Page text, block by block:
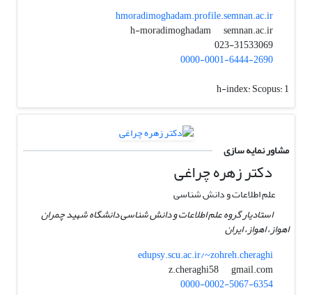
hmoradimoghadam.profile.semnan.ac.ir
h-moradimoghadam
semnan.ac.ir
023-31533069
0000-0001-6444-2690
h-index:Scopus: 1
مشاور نمایه سازی
دکتر زهره چراغی
علم اطلاعات و دانش شناسی
استادیار گروه علم اطلاعات و دانش شناسی دانشگاه شهید چمران
اهواز، اهواز، ایران
edupsy.scu.ac.ir/~zohreh.cheraghi
z.cheraghi58
gmail.com
0000-0002-5067-6354